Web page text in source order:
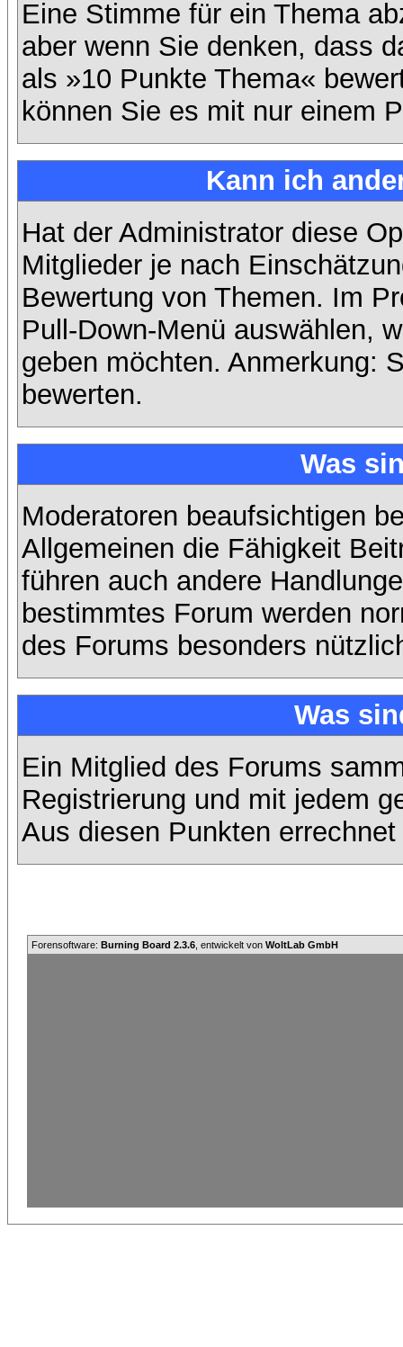
Eine Stimme für ein Thema
aber wenn Sie denken, dass
als »10 Punkte Thema«
können Sie es mit nur einem
Kann ich
Hat der Administrator diese
Mitglieder je nach
Bewertung von Themen. Im
Pull-Down-Menü auswählen,
geben möchten. Anmerkung:
bewerten.
Was
Moderatoren beaufsichtigen
Allgemeinen die Fähigkeit
führen auch andere
bestimmtes Forum werden
des Forums besonders
Was
Ein Mitglied des Forums
Registrierung und mit jedem
Aus diesen Punkten
Forensoftware: Burning Board 2.3.6 , entwickelt von WoltLab GmbH